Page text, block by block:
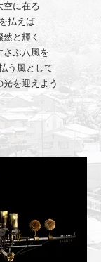
空に在る
払えば
と輝く
さぶ八風を
う風として
を迎えよう